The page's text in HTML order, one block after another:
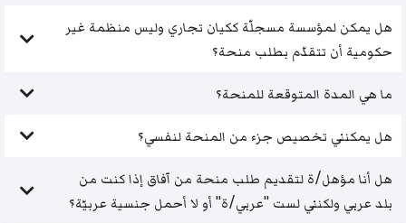
هل يمكن لمؤسسة مسجلّة ككيان تجاري وليس منظمة غير
حكومية أن تتقدّم بطلب منحة؟
ما هي المدة المتوقعة للمنحة؟
هل يمكنني تخصيص جزء من المنحة لنفسي؟
هل أنا مؤهل/ة لتقديم طلب منحة من آفاق إذا كنت من
بلد عربي ولكنني لست "عربي/ة" أو لا أحمل جنسية عربيّة؟